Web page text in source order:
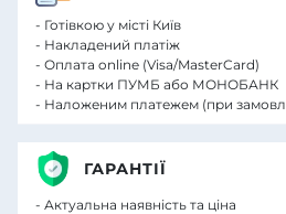
- Готівкою у місті Київ
- Накладений платіж
- Оплата online (Visa/MasterCard)
- На картки ПУМБ або МОНОБАНК
- Наложеним платежем (при
ГАРАНТІЇ
- Актуальна наявність та ціна